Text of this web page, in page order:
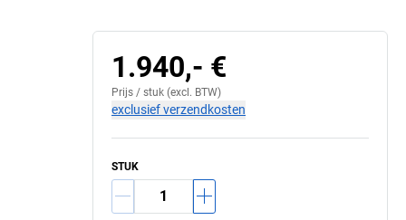
1.940,- €
Prijs / stuk (excl. BTW)
exclusief verzendkosten
STUK